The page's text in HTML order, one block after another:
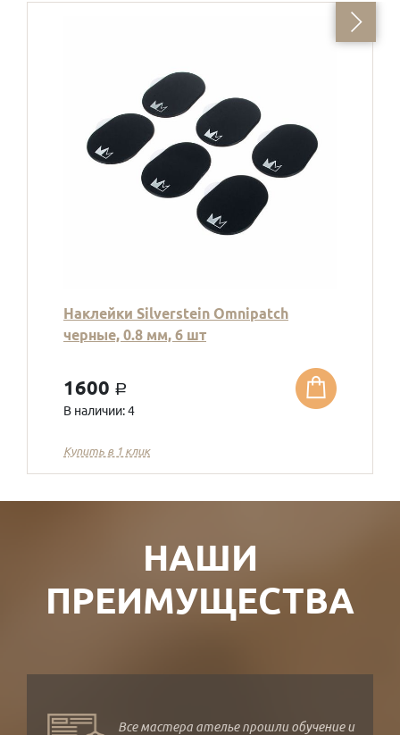
Наклейки Silverstein Omnipatch
черные, 0.8 мм, 6 шт
1600 a
В наличии: 4
Купить в 1 клик
НАШИ
ПРЕИМУЩЕСТВА
Все мастера ателье прошли обучение и